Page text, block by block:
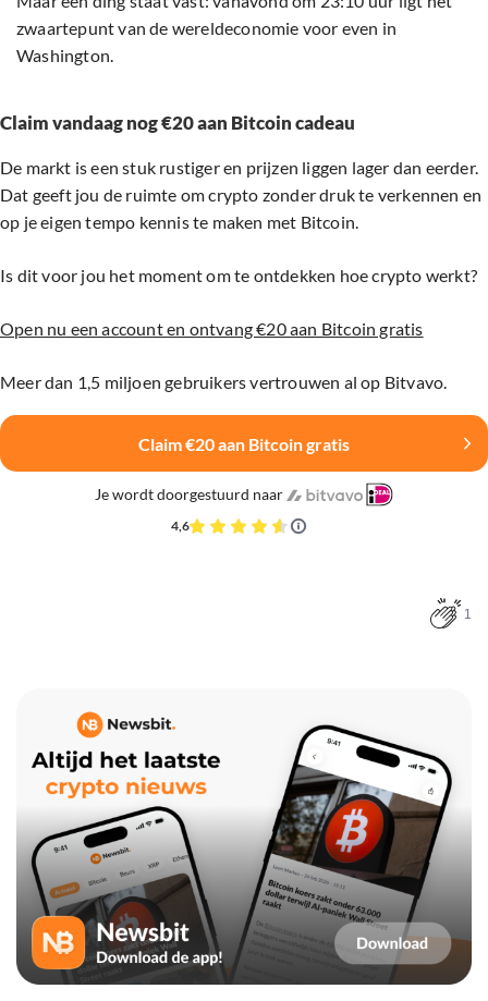
zwaartepunt van de wereldeconomie voor even in
Washington.
Claim vandaag nog €20 aan Bitcoin cadeau
De markt is een stuk rustiger en prijzen liggen lager dan eerder.
Dat geeft jou de ruimte om crypto zonder druk te verkennen en
op je eigen tempo kennis te maken met Bitcoin.
Is dit voor jou het moment om te ontdekken hoe crypto werkt?
Open nu een account en ontvang €20 aan Bitcoin gratis
Meer dan 1,5 miljoen gebruikers vertrouwen al op Bitvavo.
Claim €20 aan Bitcoin gratis
Je wordt doorgestuurd naar
4,6
1